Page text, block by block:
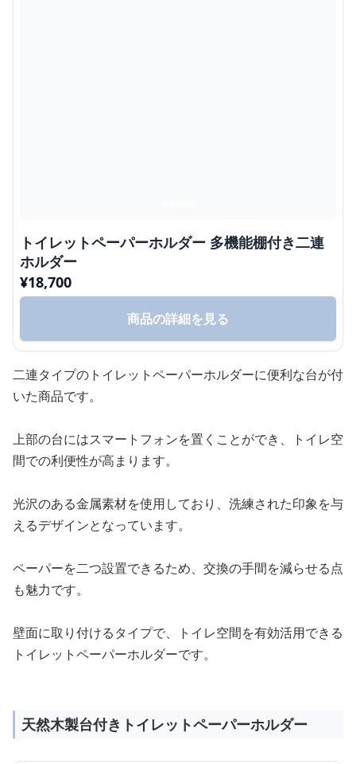
トイレットペーパーホルダー 多機能棚付き二連
ホルダー
¥18,700
商品の詳細を見る
二連タイプのトイレットペーパーホルダーに便利な台が付
いた商品です。
上部の台にはスマートフォンを置くことができ、トイレ空
間での利便性が高まります。
光沢のある金属素材を使用しており、洗練された印象を与
えるデザインとなっています。
ペーパーを二つ設置できるため、交換の手間を減らせる点
も魅力です。
壁面に取り付けるタイプで、トイレ空間を有効活用できる
トイレットペーパーホルダーです。
天然木製台付きトイレットペーパーホルダー